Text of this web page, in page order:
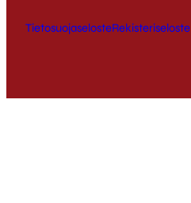
TietosuojaselosteRekisteriseloste